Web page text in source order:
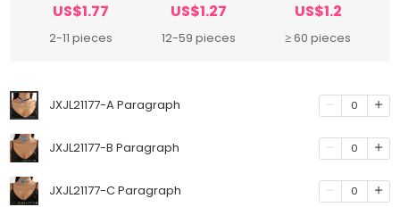
US$1.77
2-11 pieces
US$1.27
12-59 pieces
US$1.2
≥ 60 pieces
JXJL21177-A Paragraph 0
JXJL21177-B Paragraph 0
JXJL21177-C Paragraph 0